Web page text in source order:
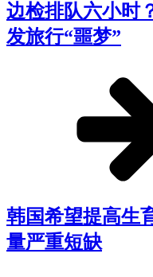
边检排队六小时
发旅行“噩梦”
韩国希望提高生
量严重短缺